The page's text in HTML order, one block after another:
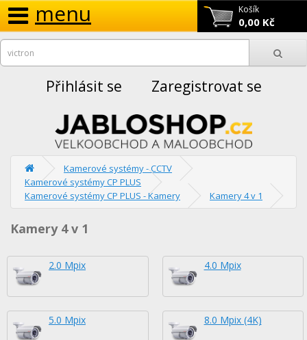
Košík
0,00 Kč
menu
Přihlásit se Zaregistrovat se
Kamerové systémy - CCTV
Kamerové systémy CP PLUS
Kamerové systémy CP PLUS - Kamery
Kamery 4 v 1
Kamery 4 v 1
2.0 Mpix 4.0 Mpix
5.0 Mpix 8.0 Mpix (4K)